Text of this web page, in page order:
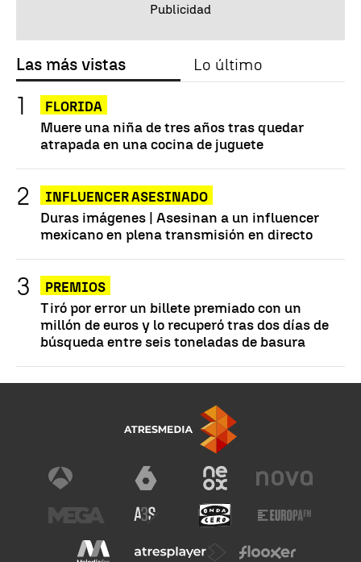
Las más vistas Lo último
FLORIDA
Muere una niña de tres años tras quedar
atrapada en una cocina de juguete
INFLUENCER ASESINADO
Duras imágenes | Asesinan a un influencer
mexicano en plena transmisión en directo
PREMIOS
Tiró por error un billete premiado con un
millón de euros y lo recuperó tras dos días de
búsqueda entre seis toneladas de basura